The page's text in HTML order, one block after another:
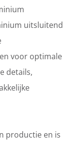
uitsluitend
voor optimale
details,
productie en is